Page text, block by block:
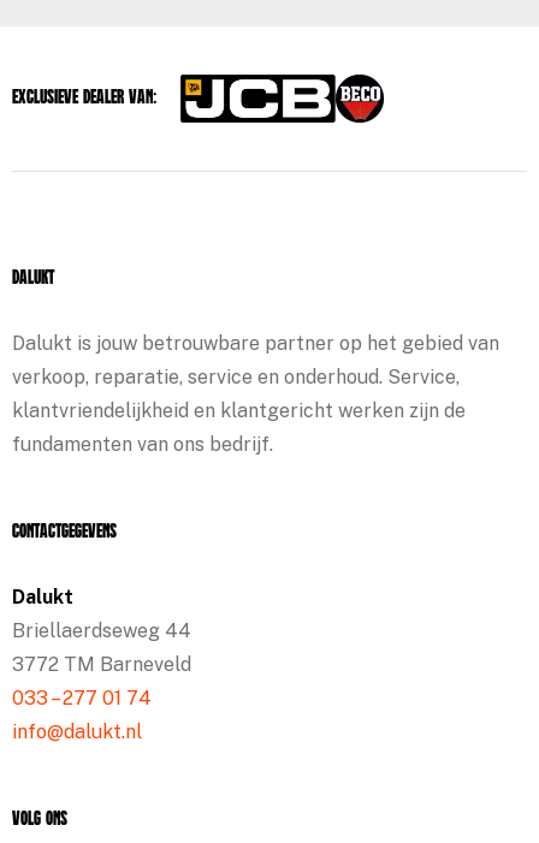
Exclusieve dealer van:
Dalukt
Dalukt is jouw betrouwbare partner op het gebied van
verkoop, reparatie, service en onderhoud. Service,
klantvriendelijkheid en klantgericht werken zijn de
fundamenten van ons bedrijf.
Contactgegevens
Dalukt
Briellaerdseweg 44
3772 TM Barneveld
033 – 277 01 74
info@dalukt.nl
Volg ons